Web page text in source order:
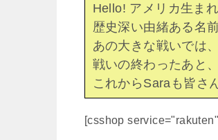
Hello! アメリカ生ま
歴史深い由緒ある名
あの大きな戦いでは
戦いの終わったあと
これからSaraも皆さ
[csshop